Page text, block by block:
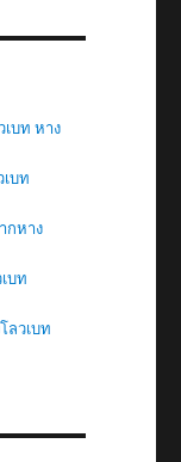
บท หาง
บท
กหาง
บท
ลวเบท